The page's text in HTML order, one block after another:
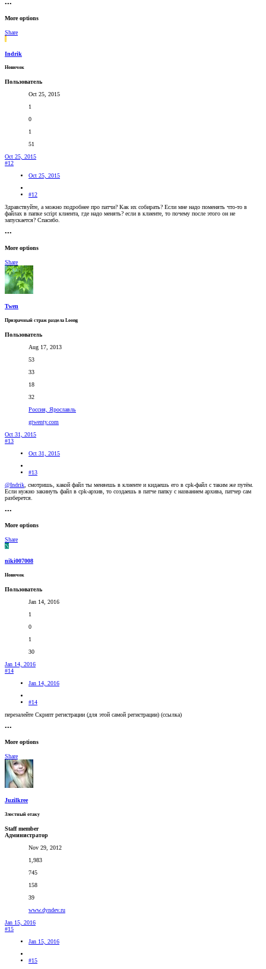
•••
More options
Share
I
Indrik
Новичок
Пользователь
Oct 25, 2015
1
0
1
51
Oct 25, 2015
#12
Oct 25, 2015
#12
Здравствуйте, а можно подробнее про патчи? Как их собирать? Если мне надо поменять что-то в
файлах в папке script клиента, где надо менять? если в клиенте, то почему после этого он не
запускается? Спасибо.
•••
More options
Share
Twen
Призрачный страж раздела Loong
Пользователь
Aug 17, 2013
53
33
18
32
Россия, Ярославль
gtwenty.com
Oct 31, 2015
#13
Oct 31, 2015
#13
@Indrik , смотришь, какой файл ты меняешь в клиенте и кидаешь его в cpk-файл с таким же путём.
Если нужно закинуть файл в cpk-архив, то создаешь в патче папку с названием архива, патчер сам
разберется.
•••
More options
Share
N
niki007008
Новичок
Пользователь
Jan 14, 2016
1
0
1
30
Jan 14, 2016
#14
Jan 14, 2016
#14
перезалейте Скрипт регистрации (для этой самой регистрации) (ссылка)
•••
More options
Share
Juzilkree
Злостный отаку
Staff member
Администратор
Nov 29, 2012
1,983
745
158
39
www.dyndev.ru
Jan 15, 2016
#15
Jan 15, 2016
#15